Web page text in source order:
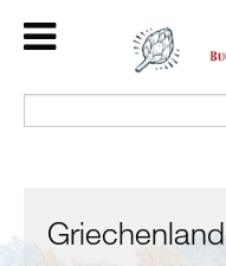
Home
Länder
Back
und
Wir
lesen
Griechenland